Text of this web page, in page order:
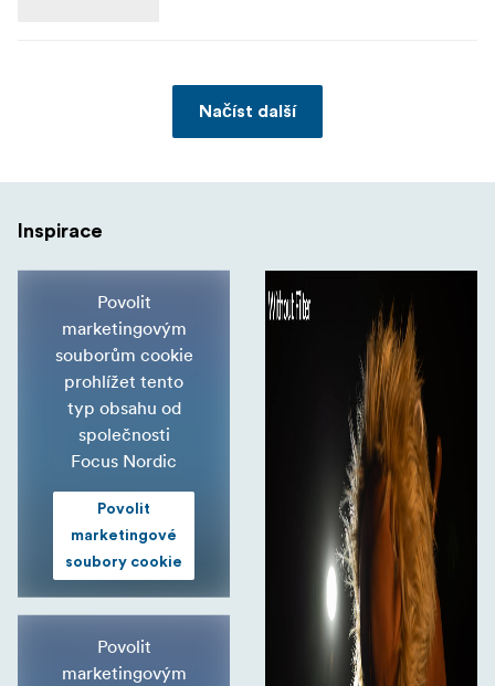
Načíst další
Inspirace
Povolit
marketingovým
souborům cookie
prohlížet tento
typ obsahu od
společnosti
Focus Nordic
Povolit
marketingové
soubory cookie
Povolit
marketingovým